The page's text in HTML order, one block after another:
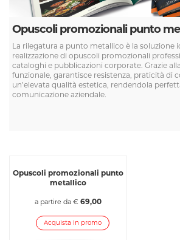
Opuscoli promozionali punto
La rilegatura a punto metallico è la soluzione
realizzazione di opuscoli promozionali
cataloghi e pubblicazioni corporate. Grazie
funzionale, garantisce resistenza, praticità di
un’elevata qualità estetica, rendendola
comunicazione aziendale.
Opuscoli promozionali punto
metallico
a partire da € 69,00
Acquista in promo